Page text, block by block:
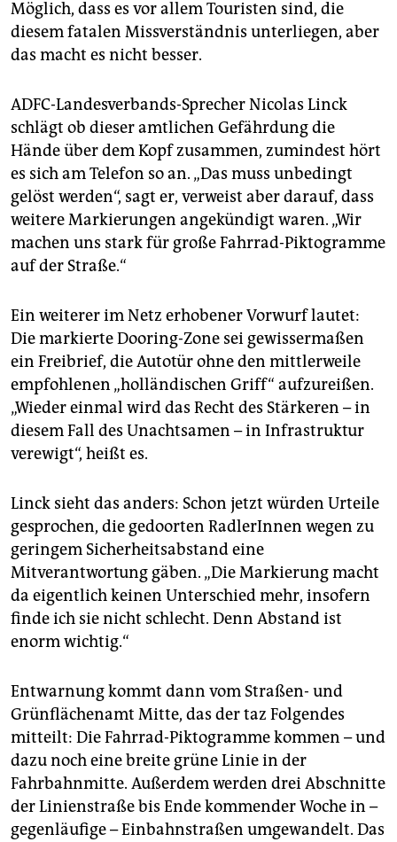
Möglich, dass es vor allem Touristen sind, die
diesem fatalen Missverständnis unterliegen, aber
das macht es nicht besser.
ADFC-Landesverbands-Sprecher Nicolas Linck
schlägt ob dieser amtlichen Gefährdung die
Hände über dem Kopf zusammen, zumindest hört
es sich am Telefon so an. „Das muss unbedingt
gelöst werden“, sagt er, verweist aber darauf, dass
weitere Markierungen angekündigt waren. „Wir
machen uns stark für große Fahrrad-Piktogramme
auf der Straße.“
Ein weiterer im Netz erhobener Vorwurf lautet:
Die markierte Dooring-Zone sei gewissermaßen
ein Freibrief, die Autotür ohne den mittlerweile
empfohlenen „holländischen Griff“ aufzureißen.
„Wieder einmal wird das Recht des Stärkeren – in
diesem Fall des Unachtsamen – in Infrastruktur
verewigt“, heißt es.
Linck sieht das anders: Schon jetzt würden Urteile
gesprochen, die gedoorten RadlerInnen wegen zu
geringem Sicherheitsabstand eine
Mitverantwortung gäben. „Die Markierung macht
da eigentlich keinen Unterschied mehr, insofern
finde ich sie nicht schlecht. Denn Abstand ist
enorm wichtig.“
Entwarnung kommt dann vom Straßen- und
Grünflächenamt Mitte, das der taz Folgendes
mitteilt: Die Fahrrad-Piktogramme kommen – und
dazu noch eine breite grüne Linie in der
Fahrbahnmitte. Außerdem werden drei Abschnitte
der Linienstraße bis Ende kommender Woche in –
gegenläufige – Einbahnstraßen umgewandelt. Das